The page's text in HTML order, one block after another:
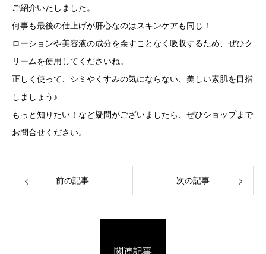
ご紹介いたしました。
何事も最後の仕上げが肝心なのはスキンケアも同じ！
ローションや美容液の成分を余すことなく吸収するため、ぜひク
リームを使用してくださいね。
正しく使って、シミやくすみの気にならない、美しい素肌を目指
しましょう♪
もっと知りたい！など疑問がございましたら、ぜひショップまで
お問合せください。
前の記事 次の記事
関連記事